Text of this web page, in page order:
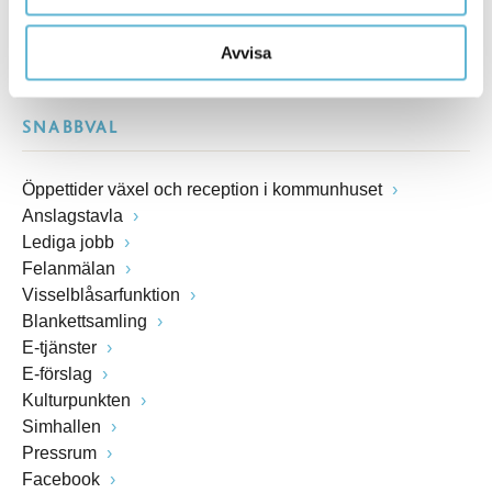
Avvisa
Växel: 0456-82 20 00
SNABBVAL
Öppettider växel och reception i kommunhuset
Anslagstavla
Lediga jobb
Felanmälan
Visselblåsarfunktion
Blankettsamling
E-tjänster
E-förslag
Kulturpunkten
Simhallen
Pressrum
Facebook